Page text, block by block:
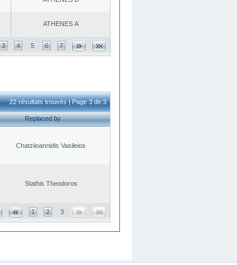
ATHENES Α
3 4 5 6 7
22 résultats trouvés | Page 3 de 3
Replaced by
Chatziioannidis Vasileios
Stathis Theodoros
1 2 3